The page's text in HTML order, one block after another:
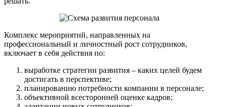
Комплекс мероприятий, направленных на
профессиональный и личностный рост сотрудников,
включает в себя действия по:
выработке стратегии развития – каких целей будем
достигать в перспективе;
планированию потребности компании в персонале;
объективной всесторонней оценке кадров;